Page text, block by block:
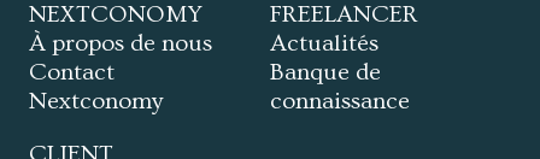
NEXTCONOMY
À propos de nous
Contact
Nextconomy
FREELANCER
Actualités
Banque de
connaissance